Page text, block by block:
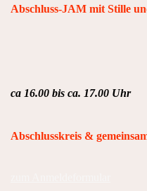
Abschluss-JAM mit Stille
ca 16.00 bis ca. 17.00 Uhr
Abschlusskreis &